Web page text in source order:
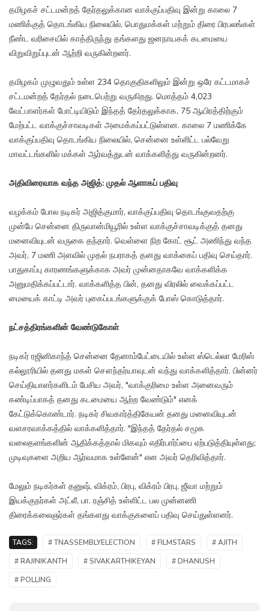
தமிழகச் சட்டமன்றத் தேர்தலுக்கான வாக்குப்பதிவு இன்று காலை 7
மணிக்குத் தொடங்கிய நிலையில், பொதுமக்கள் மற்றும் திரை பிரபலங்கள்
நீண்ட வரிசையில் காத்திருந்து தங்களது ஜனநாயகக் கடமையை
விறுவிறுப்புடன் ஆற்றி வருகின்றனர்.
தமிழகம் முழுவதும் உள்ள 234 தொகுதிகளிலும் இன்று ஒரே கட்டமாகச்
சட்டமன்றத் தேர்தல் நடைபெற்று வருகிறது. மொத்தம் 4,023
வேட்பாளர்கள் போட்டியிடும் இந்தத் தேர்தலுக்காக, 75 ஆயிரத்திற்கும்
மேற்பட்ட வாக்குச்சாவடிகள் அமைக்கப்பட்டுள்ளன. காலை 7 மணிக்கே
வாக்குப்பதிவு தொடங்கிய நிலையில், சென்னை உள்ளிட்ட பல்வேறு
மாவட்டங்களில் மக்கள் ஆர்வத்துடன் வாக்களித்து வருகின்றனர்.
அதிவிரைவாக வந்த அஜித்: முதல் ஆளாகப் பதிவு
வழக்கம் போல நடிகர் அஜித்குமார், வாக்குப்பதிவு தொடங்குவதற்கு
முன்பே சென்னை திருவான்மியூரில் உள்ள வாக்குச்சாவடிக்குத் தனது
மனைவியுடன் வருகை தந்தார். வெள்ளை நிற கோட் சூட் அணிந்து வந்த
அவர், 7 மணி அளவில் முதல் நபராகத் தனது வாக்கைப் பதிவு செய்தார்.
பாதுகாப்பு காரணங்களுக்காக அவர் முன்னதாகவே வாக்களிக்க
அனுமதிக்கப்பட்டார். வாக்களித்த பின், தனது விரலில் வைக்கப்பட்ட
மையைக் காட்டி அவர் புகைப்படங்களுக்குக் போஸ் கொடுத்தார்.
நட்சத்திரங்களின் வேண்டுகோள்
நடிகர் ரஜினிகாந்த் சென்னை தேனாம்பேட்டையில் உள்ள ஸ்டெல்லா மேரிஸ்
கல்லூரியில் தனது மகள் சௌந்தர்யாவுடன் வந்து வாக்களித்தார். பின்னர்
செய்தியாளர்களிடம் பேசிய அவர், "வாக்குரிமை உள்ள அனைவரும்
கண்டிப்பாகத் தனது கடமையை ஆற்ற வேண்டும்" எனக்
கேட்டுக்கொண்டார். நடிகர் சிவகார்த்திகேயன் தனது மனைவியுடன்
வளசரவாக்கத்தில் வாக்களித்தார். "இந்தத் தேர்தல் சமூக
வலைதளங்களின் ஆதிக்கத்தால் மிகவும் எதிர்பார்ப்பை ஏற்படுத்தியுள்ளது;
முடிவுகளை அறிய ஆர்வமாக உள்ளேன்" என அவர் தெரிவித்தார்.
மேலும் நடிகர்கள் தனுஷ், விக்ரம், பிரபு, விக்ரம் பிரபு, ஜீவா மற்றும்
இயக்குநர்கள் அட்லீ, பா. ரஞ்சித் உள்ளிட்ட பல முன்னணி
திரைக்கலைஞர்கள் தங்களது வாக்குகளைப் பதிவு செய்துள்ளனர்.
TAGS: # TNASSEMBLYELECTION # FILMSTARS
# AJITH
# RAJINIKANTH
# SIVAKARTHIKEYAN
# DHANUSH
# POLLING